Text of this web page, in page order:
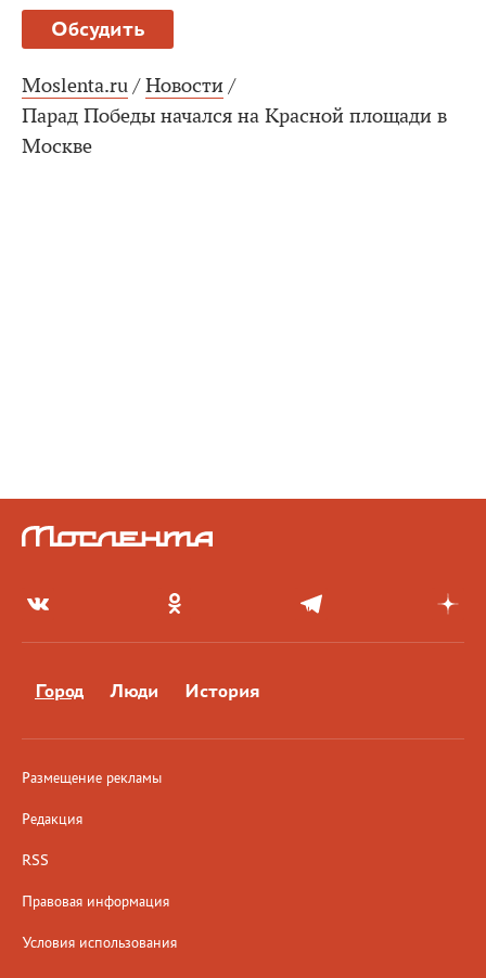
Обсудить
Moslenta.ru / Новости /
Парад Победы начался на Красной площади в
Москве
Город Люди История
Размещение рекламы
Редакция
RSS
Правовая информация
Условия использования